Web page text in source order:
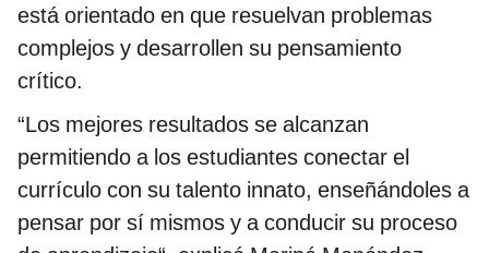
está orientado en que resuelvan problemas
complejos y desarrollen su pensamiento
crítico.
“Los mejores resultados se alcanzan
permitiendo a los estudiantes conectar el
currículo con su talento innato, enseñándoles a
pensar por sí mismos y a conducir su proceso